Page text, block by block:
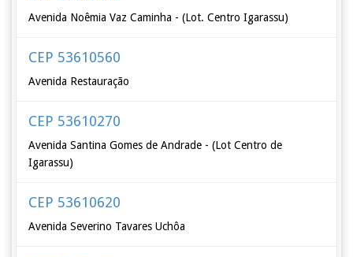
Avenida Noêmia Vaz Caminha - (Lot. Centro Igarassu)
CEP 53610560
Avenida Restauração
CEP 53610270
Avenida Santina Gomes de Andrade - (Lot Centro de
Igarassu)
CEP 53610620
Avenida Severino Tavares Uchôa